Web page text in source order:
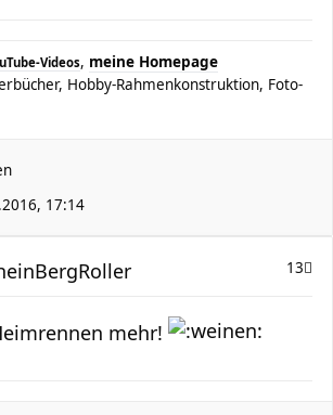
Videos, meine Homepage
Hobby-Rahmenkonstruktion, Foto-
17:14
13
mehr!